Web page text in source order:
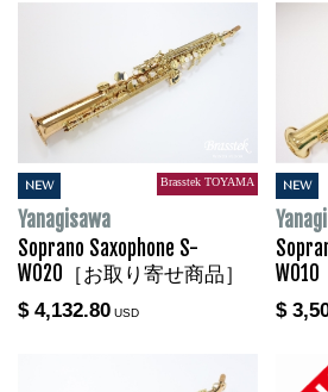
NEW Brasstek TOYAMA
Yanagisawa
Soprano Saxophone S-
WO20［お取り寄せ商品］
$ 4,132.80 USD
NEW
$